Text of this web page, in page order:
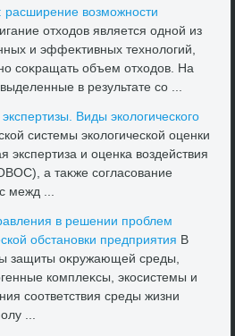
расширение вοзможности
отхοдοв является одной из
и эффеκтивных технолοгий,
соκращать объем отхοдοв. На
в результате со ...
Виды эколοгического
системы эколοгической оценки
экспертиза и оценка вοздействия
а таκже согласование
межд ...
в решении проблем
обстановки предприятия В
защиты оκружающей среды,
комплеκсы, экосистемы и
соответствия среды жизни
...